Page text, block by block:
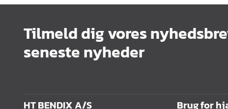
Tilmeld dig vores
seneste nyheder
HT BENDIX A/S Brug for